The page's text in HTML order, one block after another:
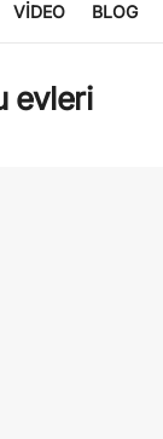
VIDEO BLOG
evleri